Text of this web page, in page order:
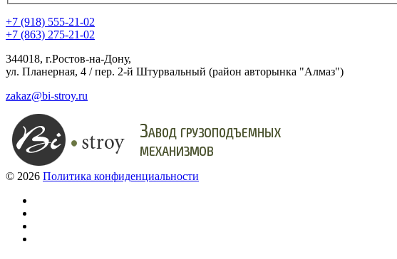
+7 (918) 555-21-02
+7 (863) 275-21-02
344018, г.Ростов-на-Дону,
ул. Планерная, 4 / пер. 2-й Штурвальный (район авторынка "Алмаз")
zakaz@bi-stroy.ru
© 2026 Политика конфиденциальности